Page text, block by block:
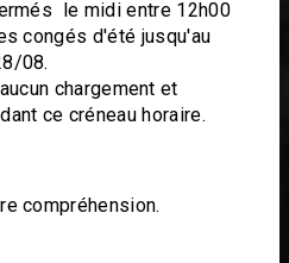
le midi entre 12h00
congés d'été jusqu'au
08.
chargement et
ce créneau horaire.
compréhension.